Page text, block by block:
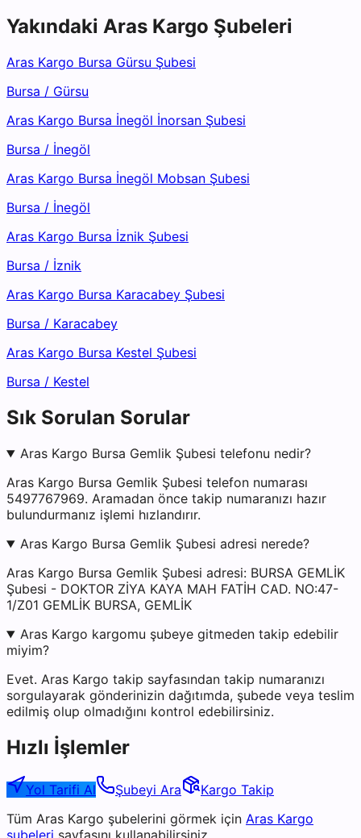
Yakındaki Aras Kargo Şubeleri
Aras Kargo Bursa Gürsu Şubesi
Bursa / Gürsu
Aras Kargo Bursa İnegöl İnorsan Şubesi
Bursa / İnegöl
Aras Kargo Bursa İnegöl Mobsan Şubesi
Bursa / İnegöl
Aras Kargo Bursa İznik Şubesi
Bursa / İznik
Aras Kargo Bursa Karacabey Şubesi
Bursa / Karacabey
Aras Kargo Bursa Kestel Şubesi
Bursa / Kestel
Sık Sorulan Sorular
Aras Kargo Bursa Gemlik Şubesi telefonu nedir?
Aras Kargo Bursa Gemlik Şubesi telefon numarası
5497767969. Aramadan önce takip numaranızı hazır
bulundurmanız işlemi hızlandırır.
Aras Kargo Bursa Gemlik Şubesi adresi nerede?
Aras Kargo Bursa Gemlik Şubesi adresi: BURSA GEMLİK
Şubesi - DOKTOR ZİYA KAYA MAH FATİH CAD. NO:47-
1/Z01 GEMLİK BURSA, GEMLİK
Aras Kargo kargomu şubeye gitmeden takip edebilir
miyim?
Evet. Aras Kargo takip sayfasından takip numaranızı
sorgulayarak gönderinizin dağıtımda, şubede veya teslim
edilmiş olup olmadığını kontrol edebilirsiniz.
Hızlı İşlemler
Yol Tarifi Al Şubeyi Ara
Kargo Takip
Tüm Aras Kargo şubelerini görmek için Aras Kargo
şubeleri sayfasını kullanabilirsiniz.